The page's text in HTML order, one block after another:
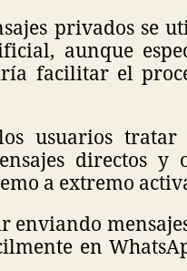
privados se
aunque
facilitar el
usuarios
directos y
a extremo
enviando
en